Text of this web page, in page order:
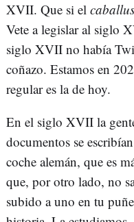
XVII. Que si el
Vete a legislar al siglo
siglo XVII no había
coñazo. Estamos en
regular es la de hoy.
En el siglo XVII la
documentos se
coche alemán, que es
que, por otro lado, no
subido a uno en tu